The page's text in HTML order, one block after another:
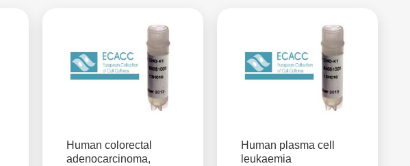
Human colorectal
adenocarcinoma,
Human plasma cell
leukaemia